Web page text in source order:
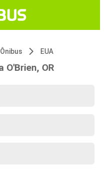
Ônibus EUA
O'Brien, OR